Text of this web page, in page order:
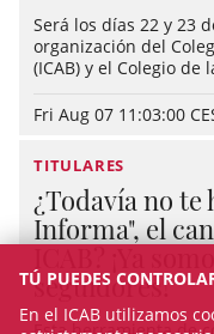
Será los días 22 y 23
organización del
(ICAB) y el Colegio de
Fri Aug 07 11:03:00
TITULARES
¿Todavía no te
Informa", el
seguidores!
TÚ PUEDES
En el ICAB utilizamos